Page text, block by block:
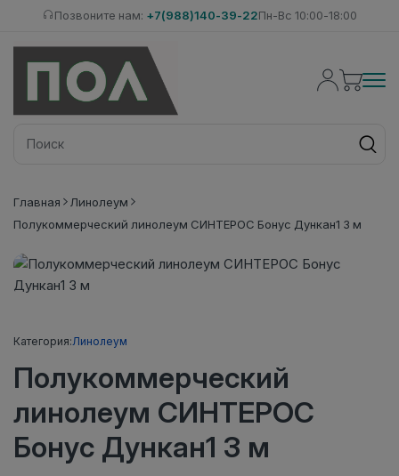
Позвоните нам: +7(988)140-39-22Пн-Вс 10:00-18:00
Главная
Линолеум
Полукоммерческий линолеум СИНТЕРОС Бонус Дункан1 3 м
Категория:Линолеум
Полукоммерческий
линолеум СИНТЕРОС
Бонус Дункан1 3 м